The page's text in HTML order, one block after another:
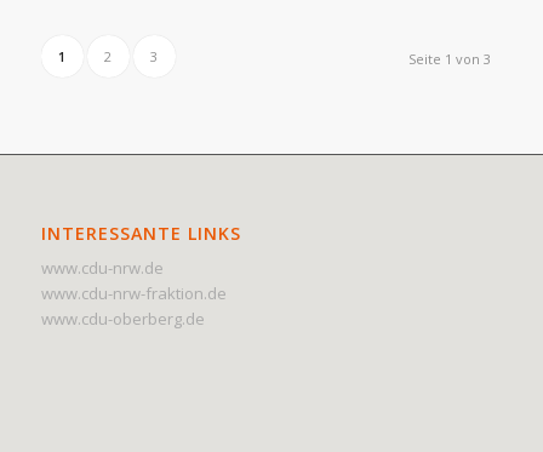
Seite 1 von 3
1 2 3
INTERESSANTE LINKS
www.cdu-nrw.de
www.cdu-nrw-fraktion.de
www.cdu-oberberg.de